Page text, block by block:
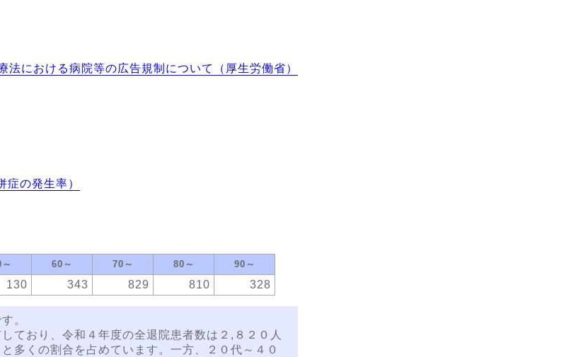
法における病院等の広告規制について（厚生労働省）
の発生率）
60～ 70～ 80～
90～
130 343 829 810 328
。
ており、令和４年度の全退院患者数は２,８２０人
多くの割合を占めています。一方、２０代～４０